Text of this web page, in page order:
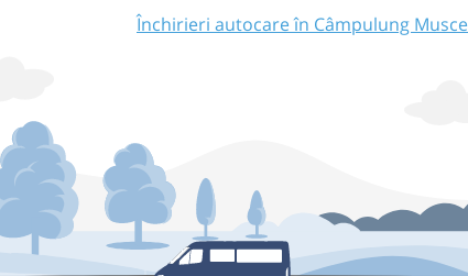
Închirieri autocare în Câmpulung